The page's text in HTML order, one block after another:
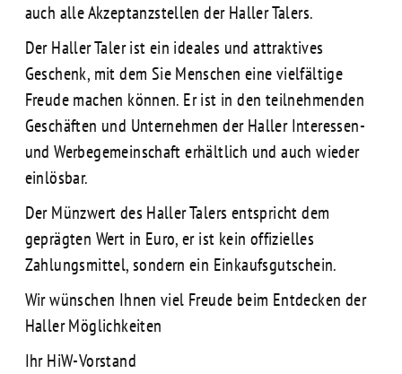
auch alle Akzeptanzstellen der Haller Talers.
Der Haller Taler ist ein ideales und attraktives
Geschenk, mit dem Sie Menschen eine vielfältige
Freude machen können. Er ist in den teilnehmenden
Geschäften und Unternehmen der Haller Interessen-
und Werbegemeinschaft erhältlich und auch wieder
einlösbar.
Der Münzwert des Haller Talers entspricht dem
geprägten Wert in Euro, er ist kein offizielles
Zahlungsmittel, sondern ein Einkaufsgutschein.
Wir wünschen Ihnen viel Freude beim Entdecken der
Haller Möglichkeiten
Ihr HiW-Vorstand